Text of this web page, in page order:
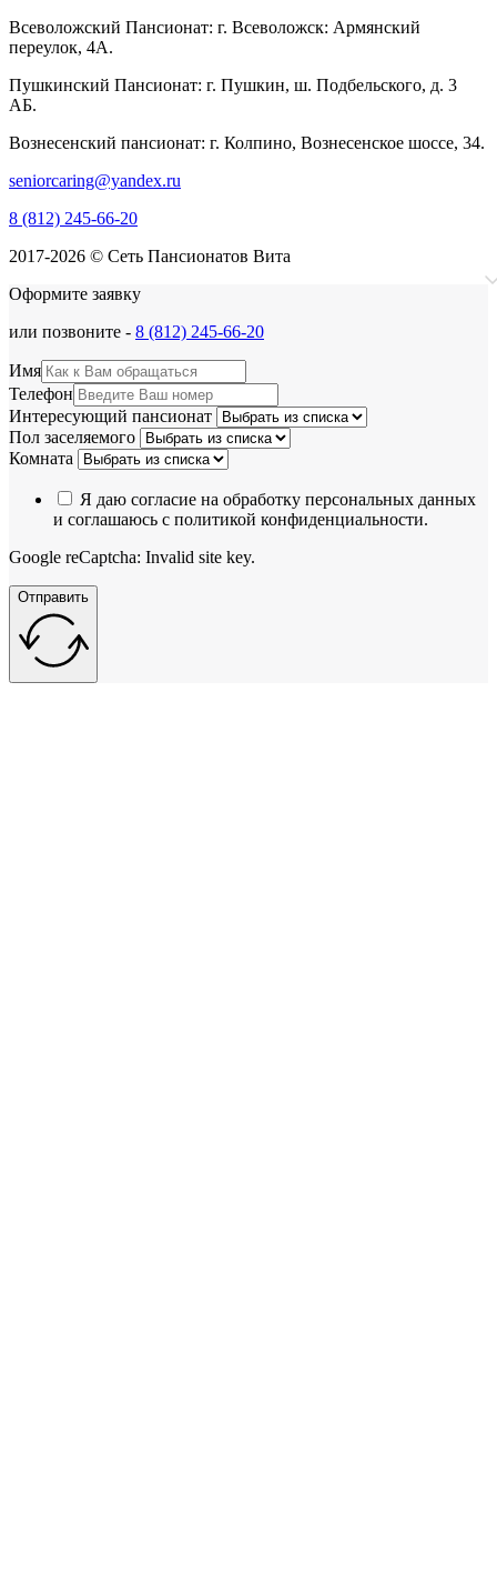
Всеволожский Пансионат: г. Всеволожск: Армянский
переулок, 4А.
Пушкинский Пансионат: г. Пушкин, ш. Подбельского, д. 3
АБ.
Вознесенский пансионат: г. Колпино, Вознесенское шоссе, 34.
seniorcaring@yandex.ru
8 (812) 245-66-20
2017-2026 © Сеть Пансионатов Вита
Оформите заявку
или позвоните - 8 (812) 245-66-20
Имя
Телефон
Интересующий пансионат
Пол заселяемого
Комната
Я даю согласие на обработку персональных данных
и соглашаюсь с политикой конфиденциальности.
Google reCaptcha: Invalid site key.
Отправить